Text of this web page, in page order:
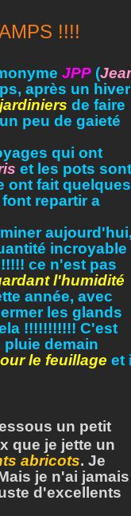
!!!!
JPP (
après un hiver
jardiniers de faire
peu de gaieté
qui ont
et les pots sont
ont fait quelques
repartir a
aujourd'hui,
incroyable
ce n'est pas
l'humidité
année, avec
les glands
!!!!!!!!!!! C'est
demain
le feuillage et il
un petit
que je jette un
abricots. Je
je n'ai jamais
d'excellents